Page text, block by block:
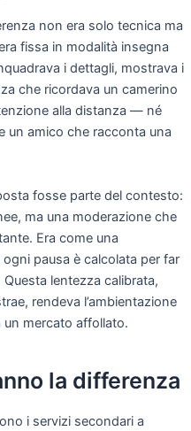
non era solo tecnica ma
fissa in modalità insegna
i dettagli, mostrava i
che ricordava un camerino
alla distanza — né
amico che racconta una
fosse parte del contesto:
ma una moderazione che
Era come una
pausa è calcolata per far
lentezza calibrata,
rendeva l’ambientazione
un mercato affollato.
la differenza
i servizi secondari a